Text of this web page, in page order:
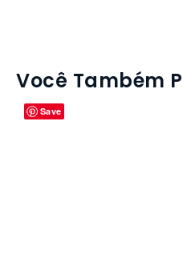
Você Também